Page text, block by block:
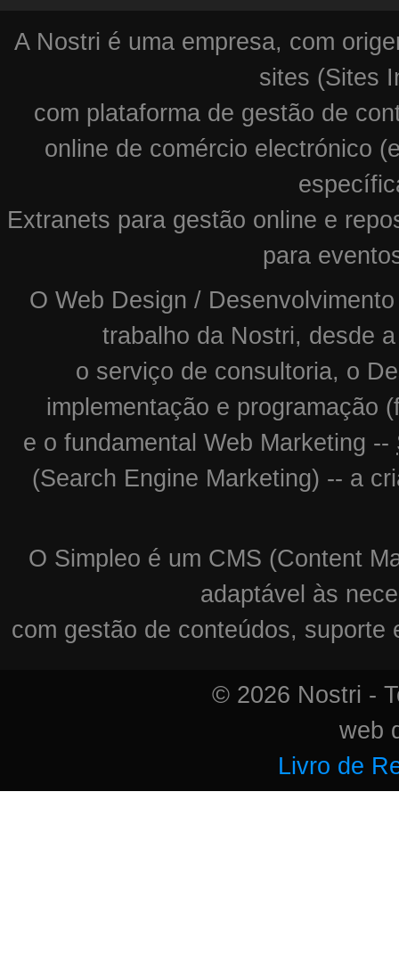
A Nostri é uma empresa, com
sites (Sites
com plataforma de gestão de
online de comércio electrónico
Extranets para gestão online e
para
O Web Design /
trabalho da Nostri, desde
o serviço de consultoria, o
implementação e programação
e o fundamental Web Marketing --
(Search Engine Marketing) -- a
O Simpleo é um CMS (Content
adaptável às
com gestão de conteúdos,
© 2026 Nostri -
web
Livro de